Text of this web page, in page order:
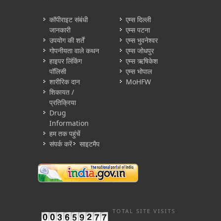
कॉपीराइट संबंधी
जानकारी
उपयोग की शर्तें
गोपनीयता वाले कथन
हाइपर लिंकिंग
पॉलिसी
शारीरिक दान
शिकायत /
प्रतिक्रिया
Drug
Information
हम तक पहुंचें
संपर्क करें
साइटमैप
एम्स दिल्ली
एम्स पटना
एम्स भुवनेश्वर
एम्स जोधपुर
एम्स ऋषिकेश
एम्स भोपाल
MoHFW
TOTAL SITE VISITS